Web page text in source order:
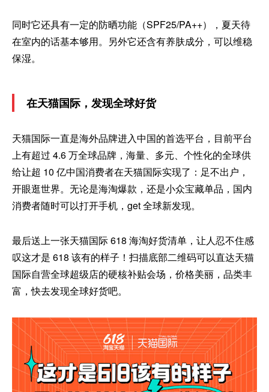
同时它还具有一定的防晒功能（SPF25/PA++），夏天待
在室内的话基本够用。另外它还含有养肤成分，可以维稳
保湿。
在天猫国际，发现全球好货
天猫国际一直是海外品牌进入中国的首选平台，目前平台
上有超过 4.6 万全球品牌，海量、多元、个性化的全球供
给让超 10 亿中国消费者在天猫国际实现了：足不出户，
开眼逛世界。无论是海淘爆款，还是小众宝藏单品，国内
消费者随时可以打开手机，get 全球新发现。
最后送上一张天猫国际 618 海淘好货清单，让人忍不住感
叹这才是 618 该有的样子！扫描底部二维码可以直达天猫
国际自营全球超级店的硬核补贴会场，价格美丽，品类丰
富，快去发现全球好货吧。